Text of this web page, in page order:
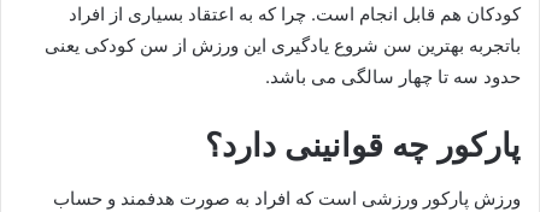
کودکان هم قابل انجام است. چرا که به اعتقاد بسیاری از افراد
باتجربه بهترین سن شروع یادگیری این ورزش از سن کودکی یعنی
حدود سه تا چهار سالگی می باشد.
پارکور چه قوانینی دارد؟
ورزش پارکور ورزشی است که افراد به صورت هدفمند و حساب